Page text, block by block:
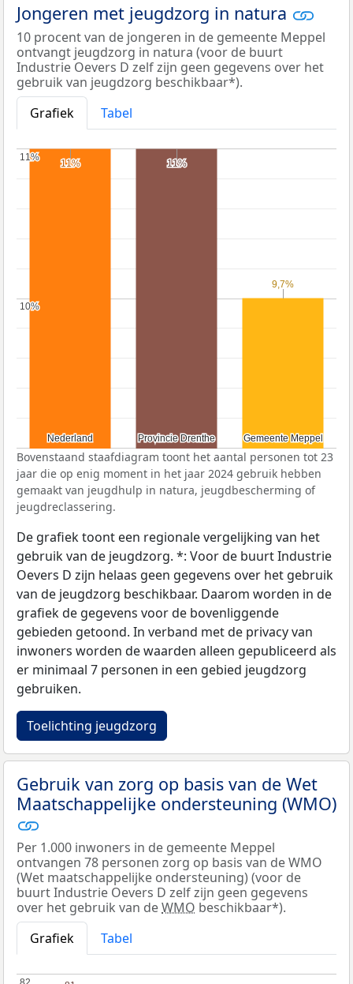
Jongeren met jeugdzorg in natura
10 procent van de jongeren in de gemeente Meppel
ontvangt jeugdzorg in natura (voor de buurt
Industrie Oevers D zelf zijn geen gegevens over het
gebruik van jeugdzorg beschikbaar*).
Grafiek
Tabel
Nederland
Nederland Provincie Drenthe
Provincie Drenthe Gemeente Meppel
Gemeente Meppel
10%
10%
11%
11%
11%
11% 11%
11%
9,7%
9,7%
Bovenstaand staafdiagram toont het aantal personen tot 23
jaar die op enig moment in het jaar 2024 gebruik hebben
gemaakt van jeugdhulp in natura, jeugdbescherming of
jeugdreclassering.
De grafiek toont een regionale vergelijking van het
gebruik van de jeugdzorg. *: Voor de buurt Industrie
Oevers D zijn helaas geen gegevens over het gebruik
van de jeugdzorg beschikbaar. Daarom worden in de
grafiek de gegevens voor de bovenliggende
gebieden getoond. In verband met de privacy van
inwoners worden de waarden alleen gepubliceerd als
er minimaal 7 personen in een gebied jeugdzorg
gebruiken.
Toelichting jeugdzorg
Gebruik van zorg op basis van de Wet
Maatschappelijke ondersteuning (WMO)
Per 1.000 inwoners in de gemeente Meppel
ontvangen 78 personen zorg op basis van de WMO
(Wet maatschappelijke ondersteuning) (voor de
buurt Industrie Oevers D zelf zijn geen gegevens
over het gebruik van deWMO beschikbaar*).
Grafiek
Tabel